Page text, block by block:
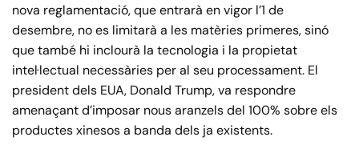
nova reglamentació, que entrarà en vigor l’1 de
desembre, no es limitarà a les matèries primeres, sinó
que també hi inclourà la tecnologia i la propietat
intel·lectual necessàries per al seu processament. El
president dels EUA, Donald Trump, va respondre
amenaçant d’imposar nous aranzels del 100% sobre els
productes xinesos a banda dels ja existents.